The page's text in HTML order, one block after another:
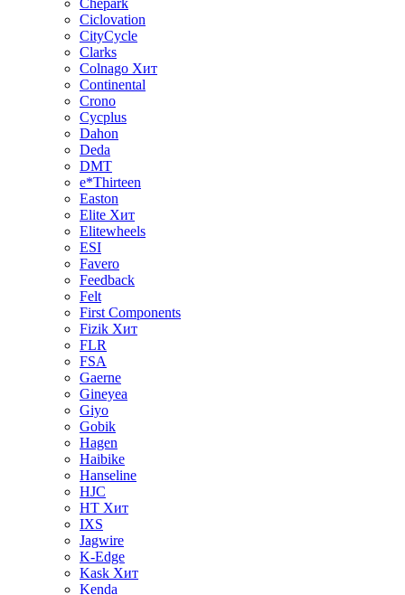
Chepark
Ciclovation
CityCycle
Clarks
Colnago Хит
Continental
Crono
Cycplus
Dahon
Deda
DMT
e*Thirteen
Easton
Elite Хит
Elitewheels
ESI
Favero
Feedback
Felt
First Components
Fizik Хит
FLR
FSA
Gaerne
Gineyea
Giyo
Gobik
Hagen
Haibike
Hanseline
HJC
HT Хит
IXS
Jagwire
K-Edge
Kask Хит
Kenda